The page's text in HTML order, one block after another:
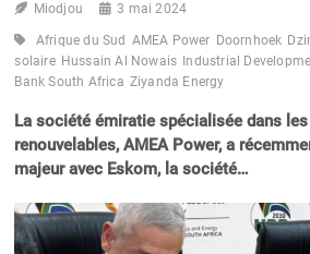
Miodjou 3 mai 2024
Afrique du Sud AMEA Power Doornhoek
solaire Hussain Al Nowais Industrial
Bank South Africa Ziyanda Energy
La société émiratie spécialisée dans
renouvelables, AMEA Power, a
majeur avec Eskom, la société…